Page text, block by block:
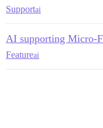
Supportai
AI supporting Micro-
Featureai